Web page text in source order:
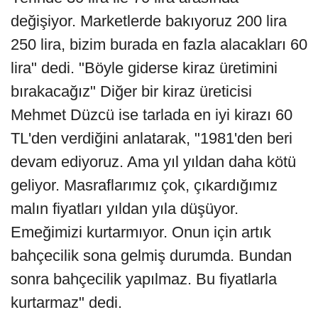
değişiyor. Marketlerde bakıyoruz 200 lira
250 lira, bizim burada en fazla alacakları 60
lira" dedi. "Böyle giderse kiraz üretimini
bırakacağız" Diğer bir kiraz üreticisi
Mehmet Düzcü ise tarlada en iyi kirazı 60
TL'den verdiğini anlatarak, "1981'den beri
devam ediyoruz. Ama yıl yıldan daha kötü
geliyor. Masraflarımız çok, çıkardığımız
malın fiyatları yıldan yıla düşüyor.
Emeğimizi kurtarmıyor. Onun için artık
bahçecilik sona gelmiş durumda. Bundan
sonra bahçecilik yapılmaz. Bu fiyatlarla
kurtarmaz" dedi.